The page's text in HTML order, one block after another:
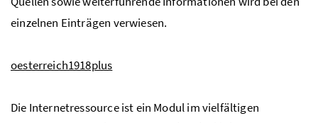
einzelnen Einträgen verwiesen.
oesterreich1918plus
Die Internetressource ist ein Modul im vielfältigen